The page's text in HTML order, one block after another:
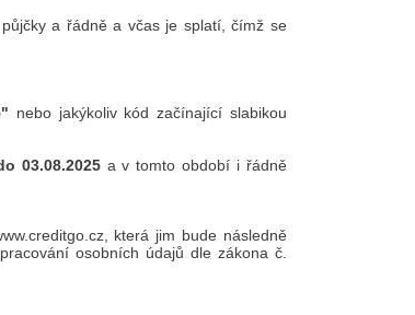
a řádně a včas je splatí, čímž se
nebo jakýkoliv kód začínající slabikou
03.08.2025a v tomto období i řádně
která jim bude následně
osobních údajů dle zákona č.